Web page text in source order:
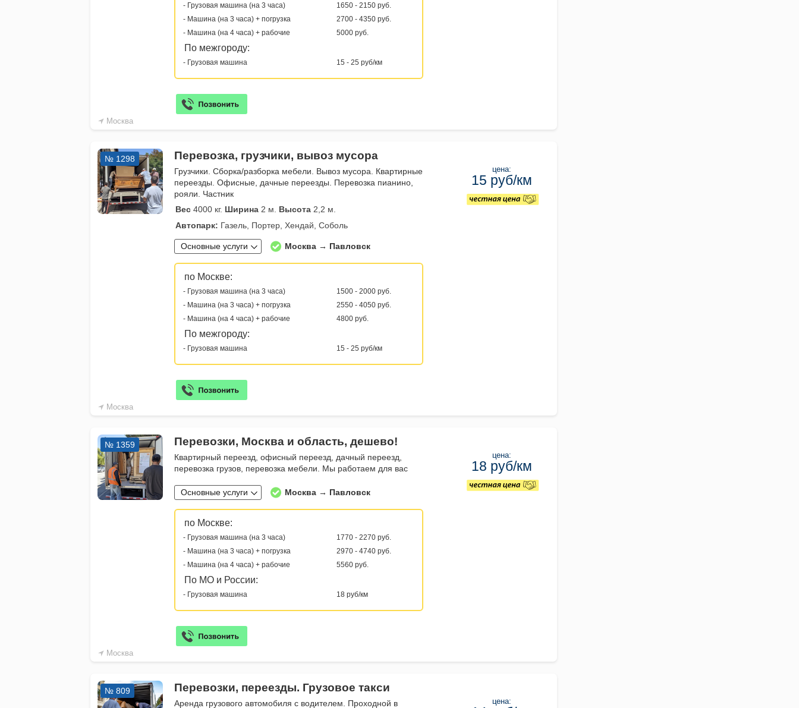
Москва
- Грузовая машина (на 3 часа)
1650 - 2150 руб.
- Машина (на 3 часа) + погрузка
2700 - 4350 руб.
- Машина (на 4 часа) + рабочие
5000 руб.
По межгороду:
- Грузовая машина 15 - 25 руб/км
Москва
№ 1298 Перевозка, грузчики, вывоз мусора
Грузчики. Сборка/разборка мебели. Вывоз мусора. Квартирные
переезды. Офисные, дачные переезды. Перевозка пианино,
рояли. Частник
Вес 4000 кг. Ширина 2 м. Высота 2,2 м.
Автопарк: Газель, Портер, Хендай, Соболь
Основные услуги Москва → Павловск
по Москве:
- Грузовая машина (на 3 часа)
1500 - 2000 руб.
- Машина (на 3 часа) + погрузка
2550 - 4050 руб.
- Машина (на 4 часа) + рабочие
4800 руб.
По межгороду:
- Грузовая машина 15 - 25 руб/км
цена:
15 руб/км
Москва
№ 1359 Перевозки, Москва и область, дешево!
Квартирный переезд, офисный переезд, дачный переезд,
перевозка грузов, перевозка мебели. Мы работаем для вас
Основные услуги Москва → Павловск
по Москве:
- Грузовая машина (на 3 часа)
1770 - 2270 руб.
- Машина (на 3 часа) + погрузка
2970 - 4740 руб.
- Машина (на 4 часа) + рабочие
5560 руб.
По МО и России:
- Грузовая машина 18 руб/км
цена:
18 руб/км
№ 809 Перевозки, переезды. Грузовое такси
Аренда грузового автомобиля с водителем. Проходной в цена: